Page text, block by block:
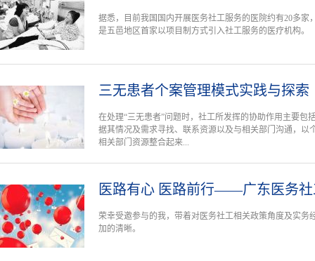
据悉，目前我国国内开展医务社工服务的医院约有20多
是五邑地区首家以项目制方式引入社工服务的医疗机构。
三无患者个案管理模式实践与探索
在处理“三无患者”问题时，社工所发挥的协助作用主要包
据其情况及需求寻找、联系资源以及与相关部门沟通，以
相关部门资源整合起来...
医路有心 医路前行——广东医务社
荣幸受邀参与的我，带着对医务社工相关政策角度及实务
加的清晰。